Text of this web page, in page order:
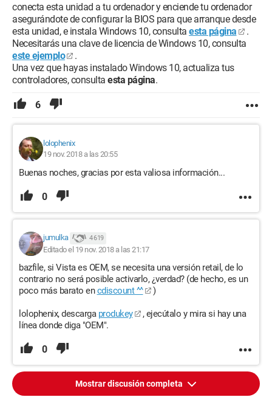
conecta esta unidad a tu ordenador y enciende tu ordenador
asegurándote de configurar la BIOS para que arranque desde
esta unidad, e instala Windows 10, consulta esta página
.
Necesitarás una clave de licencia de Windows 10, consulta
este ejemplo
.
Una vez que hayas instalado Windows 10, actualiza tus
controladores, consulta esta página.
6
lolophenix
19 nov. 2018 a las 20:55
Buenas noches, gracias por esta valiosa información...
0
jumulka 4 619
Editado el 19 nov. 2018 a las 21:17
bazfile, si Vista es OEM, se necesita una versión retail, de lo
contrario no será posible activarlo, ¿verdad? (de hecho, es un
poco más barato encdiscount ^^ )
lolophenix, descarga produkey
, ejecútalo y mira si hay una
línea donde diga "OEM".
0
Mostrar discusión completa